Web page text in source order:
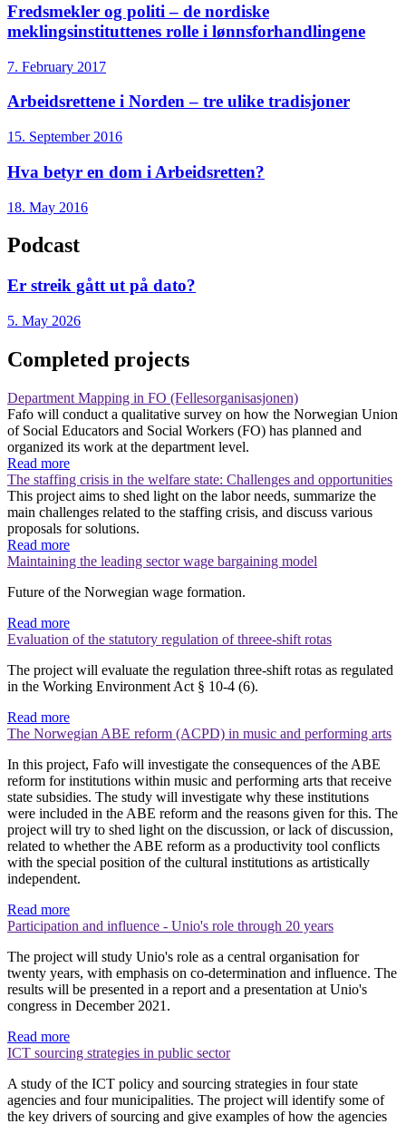
Fredsmekler og politi – de nordiske
meklingsinstituttenes rolle i lønnsforhandlingene
7. February 2017
Arbeidsrettene i Norden – tre ulike tradisjoner
15. September 2016
Hva betyr en dom i Arbeidsretten?
18. May 2016
Podcast
Er streik gått ut på dato?
5. May 2026
Completed projects
Department Mapping in FO (Fellesorganisasjonen)
Fafo will conduct a qualitative survey on how the Norwegian Union
of Social Educators and Social Workers (FO) has planned and
organized its work at the department level.
Read more
The staffing crisis in the welfare state: Challenges and opportunities
This project aims to shed light on the labor needs, summarize the
main challenges related to the staffing crisis, and discuss various
proposals for solutions.
Read more
Maintaining the leading sector wage bargaining model
Future of the Norwegian wage formation.
Read more
Evaluation of the statutory regulation of threee-shift rotas
The project will evaluate the regulation three-shift rotas as regulated
in the Working Environment Act § 10-4 (6).
Read more
The Norwegian ABE reform (ACPD) in music and performing arts
In this project, Fafo will investigate the consequences of the ABE
reform for institutions within music and performing arts that receive
state subsidies. The study will investigate why these institutions
were included in the ABE reform and the reasons given for this. The
project will try to shed light on the discussion, or lack of discussion,
related to whether the ABE reform as a productivity tool conflicts
with the special position of the cultural institutions as artistically
independent.
Read more
Participation and influence - Unio's role through 20 years
The project will study Unio's role as a central organisation for
twenty years, with emphasis on co-determination and influence. The
results will be presented in a report and a presentation at Unio's
congress in December 2021.
Read more
ICT sourcing strategies in public sector
A study of the ICT policy and sourcing strategies in four state
agencies and four municipalities. The project will identify some of
the key drivers of sourcing and give examples of how the agencies